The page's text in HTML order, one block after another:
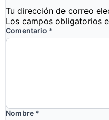
Tu dirección de correo
Los campos obligatorios
Comentario *
Nombre *